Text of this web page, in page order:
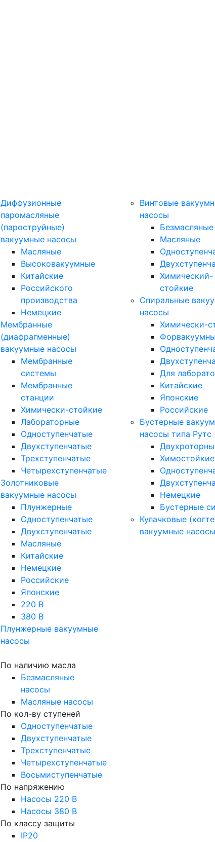
Диффузионные
паромасляные
(пароструйные)
вакуумные насосы
Масляные
Высоковакуумные
Китайские
Российского
производства
Немецкие
Мембранные
(диафрагменные)
вакуумные насосы
Мембранные
системы
Мембранные
станции
Химически-стойкие
Лабораторные
Одноступенчатые
Двухступенчатые
Трехступенчатые
Четырехступенчатые
Золотниковые
вакуумные насосы
Плунжерные
Одноступенчатые
Двухступенчатые
Масляные
Китайские
Немецкие
Российские
Японские
220 В
380 В
Плунжерные вакуумные
насосы
Винтовые
насосы
Безмасляные
Масляные
Химический-
стойкие
Спиральные
насосы
Химически-
Для
Китайские
Японские
Российские
Бустерные
насосы типа Рутс
Химостойкие
Немецкие
Бустерные
Кулачковые
вакуумные насосы
По наличию масла
Безмасляные
насосы
Масляные насосы
По кол-ву ступеней
Одноступенчатые
Двухступенчатые
Трехступенчатые
Четырехступенчатые
Восьмиступенчатые
По напряжению
Насосы 220 В
Насосы 380 В
По классу защиты
IP20